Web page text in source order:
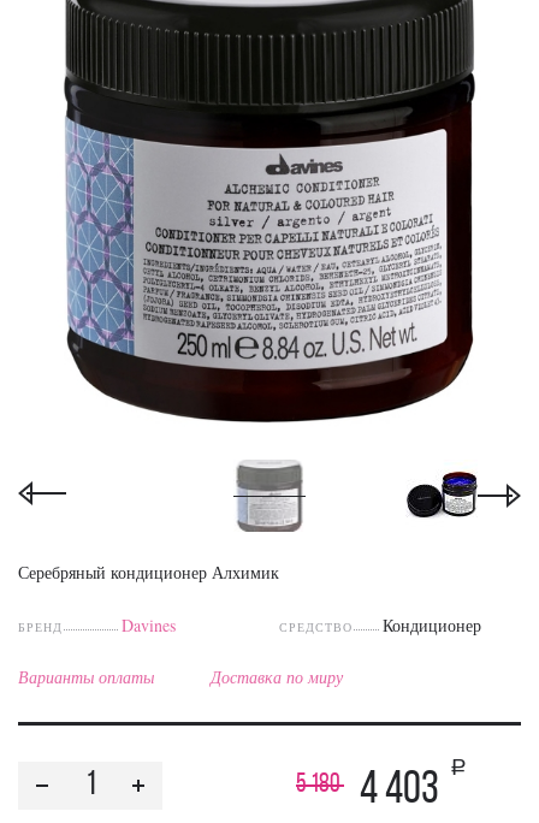
Серебряный кондиционер Алхимик
БРЕНД Davines СРЕДСТВО Кондиционер
Варианты оплаты Доставка по миру
5 180 4 403
a